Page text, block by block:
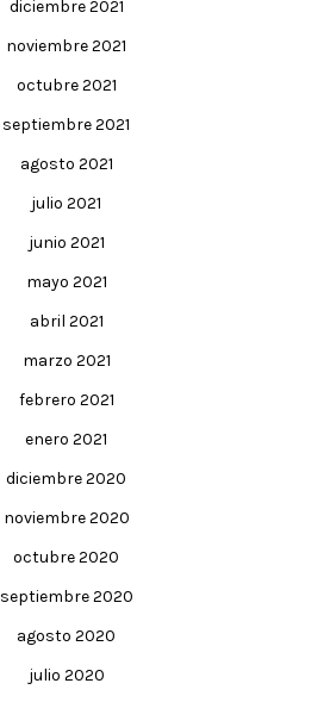
diciembre 2021
noviembre 2021
octubre 2021
septiembre 2021
agosto 2021
julio 2021
junio 2021
mayo 2021
abril 2021
marzo 2021
febrero 2021
enero 2021
diciembre 2020
noviembre 2020
octubre 2020
septiembre 2020
agosto 2020
julio 2020